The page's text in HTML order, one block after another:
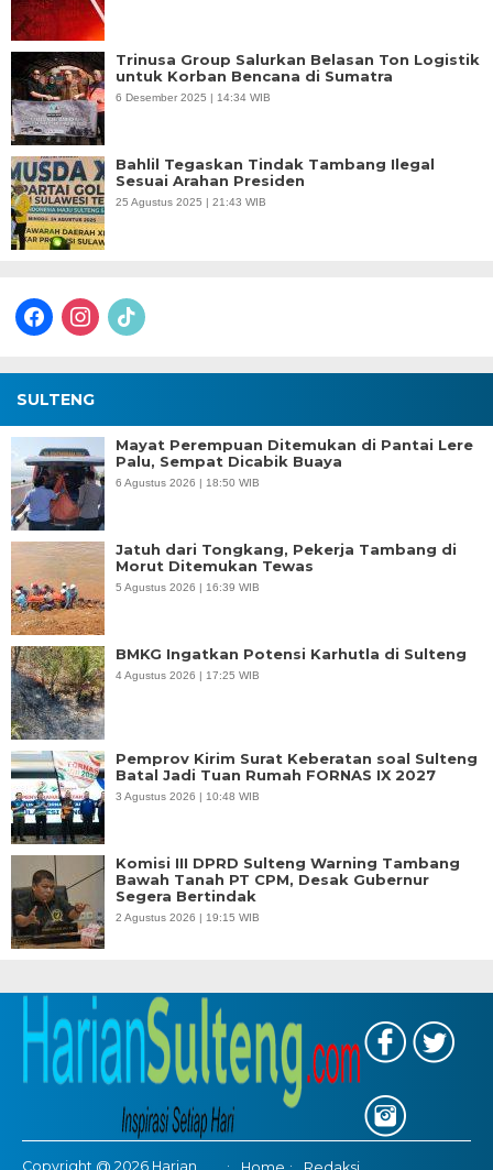
Trinusa Group Salurkan Belasan Ton Logistik
untuk Korban Bencana di Sumatra
6 Desember 2025 | 14:34 WIB
Bahlil Tegaskan Tindak Tambang Ilegal
Sesuai Arahan Presiden
25 Agustus 2025 | 21:43 WIB
facebookinstagram
tiktok
SULTENG
Mayat Perempuan Ditemukan di Pantai Lere
Palu, Sempat Dicabik Buaya
6 Agustus 2026 | 18:50 WIB
Jatuh dari Tongkang, Pekerja Tambang di
Morut Ditemukan Tewas
5 Agustus 2026 | 16:39 WIB
BMKG Ingatkan Potensi Karhutla di Sulteng
4 Agustus 2026 | 17:25 WIB
Pemprov Kirim Surat Keberatan soal Sulteng
Batal Jadi Tuan Rumah FORNAS IX 2027
3 Agustus 2026 | 10:48 WIB
Komisi III DPRD Sulteng Warning Tambang
Bawah Tanah PT CPM, Desak Gubernur
Segera Bertindak
2 Agustus 2026 | 19:15 WIB
Copyright @ 2026 Harian